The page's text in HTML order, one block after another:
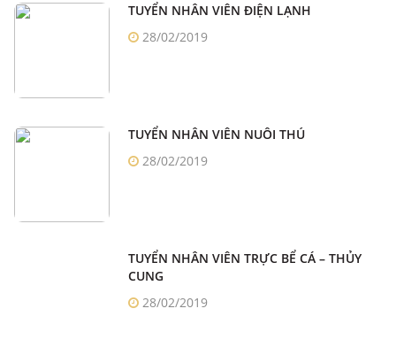
TUYỂN NHÂN VIÊN ĐIỆN LẠNH
28/02/2019
TUYỂN NHÂN VIÊN NUÔI THÚ
28/02/2019
TUYỂN NHÂN VIÊN TRỰC BỂ CÁ – THỦY
CUNG
28/02/2019